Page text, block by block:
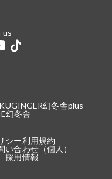
us
GINGER幻冬舎plus
幻冬舎
シー利用規約
い合わせ（個人）
採用情報